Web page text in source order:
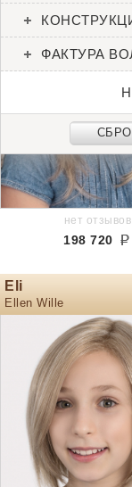
ФАКТУРА
нет отзывов
198 720
Eli
Ellen Wille